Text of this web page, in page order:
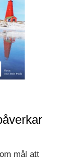
mål att